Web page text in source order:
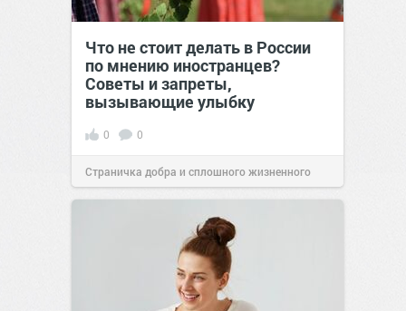
Что не стоит делать в России
по мнению иностранцев?
Советы и запреты,
вызывающие улыбку
0 0
Страничка добра и сплошного жизненного
позитива!00:29Сегодня